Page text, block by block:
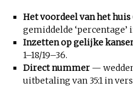
Het voordeel van het huis
gemiddelde
Inzetten op gelijke
1–18/19–36.
Direct nummer—
uitbetaling van 35:1 in